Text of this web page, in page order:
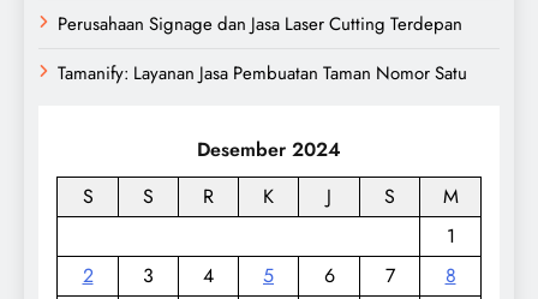
Perusahaan Signage dan Jasa Laser Cutting Terdepan
Tamanify: Layanan Jasa Pembuatan Taman Nomor Satu
Desember 2024
S
S R K J S
M
1
2
3 4 5 6 7
8